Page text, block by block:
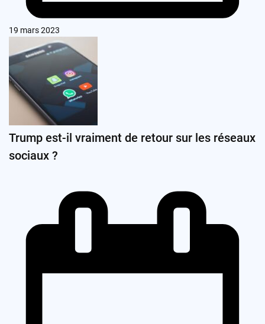
19 mars 2023
Trump est-il vraiment de retour sur les réseaux
sociaux ?